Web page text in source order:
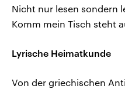
Nicht nur lesen sondern
Komm mein Tisch steht
Lyrische Heimatkunde
Von der griechischen